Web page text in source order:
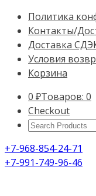
Политика
Контакты/
Доставка
Условия
Корзина
0 ₽Товаров: 0
Checkout
Search
+7-968-854-24-71
+7-991-749-96-46